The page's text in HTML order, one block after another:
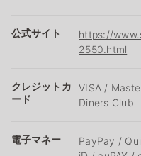
公式サイト
https://
2550.html
クレジットカ
ード
VISA /
Diners Club
電子マネー
PayPay /